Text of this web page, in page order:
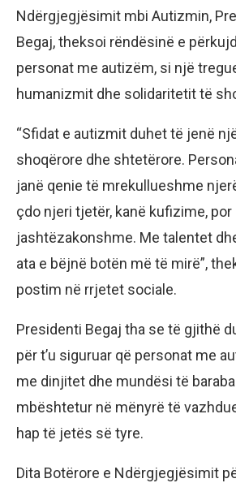
Ndërgjegjësimit mbi Autizmin,
Begaj, theksoi rëndësinë e
personat me autizëm, si një
humanizmit dhe solidaritetit të
“Sfidat e autizmit duhet të jenë
shoqërore dhe shtetërore.
janë qenie të mrekullueshme
çdo njeri tjetër, kanë kufizime,
jashtëzakonshme. Me talentet
ata e bëjnë botën më të mirë”,
postim në rrjetet sociale.
Presidenti Begaj tha se të gjithë
për t’u siguruar që personat me
me dinjitet dhe mundësi të
mbështetur në mënyrë të
hap të jetës së tyre.
Dita Botërore e Ndërgjegjësimit